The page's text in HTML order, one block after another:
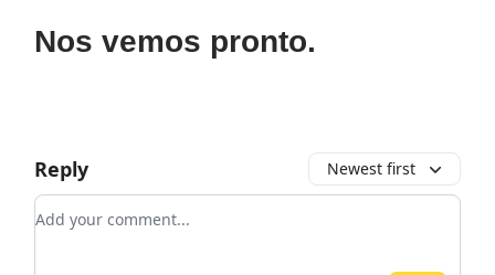
Nos vemos pronto.
Reply Newest first
Add your comment